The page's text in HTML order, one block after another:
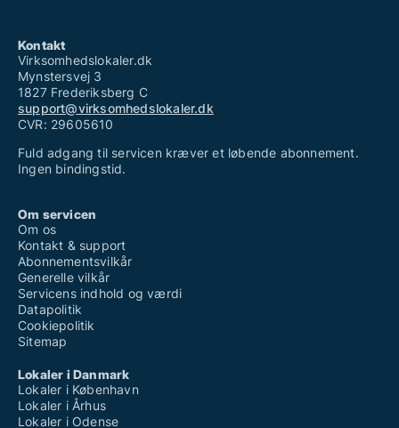
Kontakt
Virksomhedslokaler.dk
Mynstersvej 3
1827 Frederiksberg C
support@virksomhedslokaler.dk
CVR: 29605610
Fuld adgang til servicen kræver et løbende abonnement.
Ingen bindingstid.
Om servicen
Om os
Kontakt & support
Abonnementsvilkår
Generelle vilkår
Servicens indhold og værdi
Datapolitik
Cookiepolitik
Sitemap
Lokaler i Danmark
Lokaler i København
Lokaler i Århus
Lokaler i Odense